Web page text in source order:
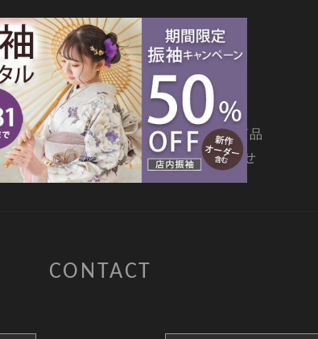
SITEMAP
撮影メニュー 料金・商品
よくあるご質問 お問合せ
CONTACT